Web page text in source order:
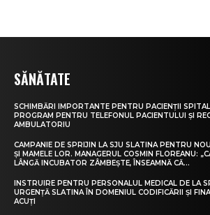
SĂNĂTATE
SCHIMBĂRI IMPORTANTE PENTRU PACIENȚII
PROGRAM PENTRU TELEFONUL PACIENTULUI ȘI
AMBULATORIU
CAMPANIE DE SPRIJIN LA SJU SLATINA PENTRU
ȘI MAMELE LOR. MANAGERUL COSMIN FLOREANU:
LÂNGĂ INCUBATOR ZÂMBEȘTE, ÎNSEAMNĂ CĂ...
INSTRUIRE PENTRU PERSONALUL MEDICAL DE LA
URGENȚĂ SLATINA ÎN DOMENIUL CODIFICĂRII ȘI
ACUȚI